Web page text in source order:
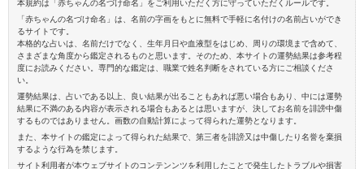
本規約は「赤ちゃんの名づけ命名」をご利用いただく方に守っていただくルールです。
「赤ちゃんの名づけ命名」は、名前の字画をもとに無料で手軽に名付けの名前占いができ
るサイトです。
本格的な占いは、名前だけでなく、生年月日や血液型をはじめ、周りの環境まで含めて、
さまざまな角度から鑑定されるものと思います。そのため、本サイトの運勢結果は参考程
度にお読みください。専門的な鑑定は、職業で姓名判断をされている方にご相談くださ
い。
運勢結果は、占いである以上、良い結果が出ることもあれば悪い場合もあり、中には運勢
結果に不満のある内容が表示される場合もあるとは思いますが、決してお名前を誹謗中傷
するものではありません。画数の自動計算によって得られた運勢となります。
また、本サイトの鑑定によって得られた結果で、第三者を誹謗又は中傷したり名誉を棄損
するような行為を禁じます。
サイト利用者が本ウェブサイトのコンテンンツを利用したことで発生したトラブルや損害